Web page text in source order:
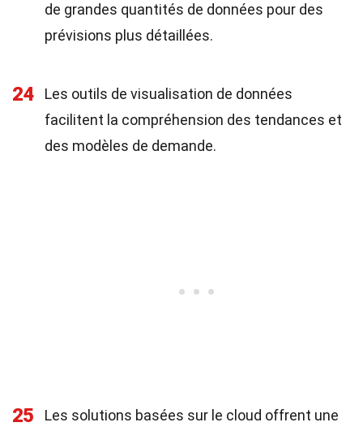
de grandes quantités de données pour des
prévisions plus détaillées.
24
Les outils de visualisation de données
facilitent la compréhension des tendances et
des modèles de demande.
25
Les solutions basées sur le cloud offrent une